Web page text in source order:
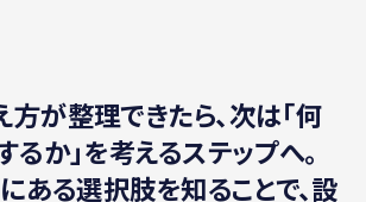
が整理できたら、次は「何
るか」を考えるステップへ。
ある選択肢を知ることで、設